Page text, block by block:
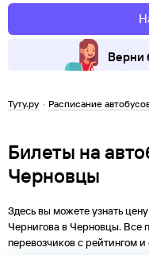
Верни
Туту.ру · Расписание
Билеты на
Черновцы
Здесь вы можете узнать
ЧерниговавЧерновцы. Все
перевозчиков с рейтингом